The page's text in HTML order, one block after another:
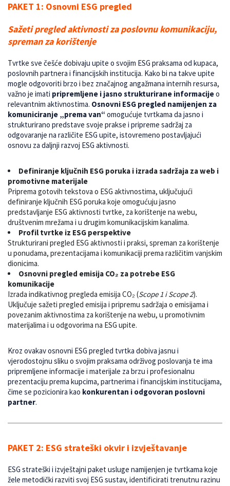
PAKET 1: Osnovni ESG pregled
Sažeti pregled aktivnosti za poslovnu komunikaciju,
spreman za korištenje
Tvrtke sve češće dobivaju upite o svojim ESG praksama od kupaca,
poslovnih partnera i financijskih institucija. Kako bi na takve upite
mogle odgovoriti brzo i bez značajnog angažmana internih resursa,
važno je imati pripremljene i jasno strukturirane informacijeo
relevantnim aktivnostima. Osnovni ESG pregled namijenjen za
komuniciranje „prema van“ omogućuje tvrtkama da jasno i
strukturirano predstave svoje prakse i pripreme sadržaj za
odgovaranje na različite ESG upite, istovremeno postavljajući
osnovu za daljnji razvoj ESG aktivnosti.
Definiranje ključnih ESG poruka i izrada sadržaja za web i
promotivne materijale
Priprema gotovih tekstova o ESG aktivnostima, uključujući
definiranje ključnih ESG poruka koje omogućuju jasno
predstavljanje ESG aktivnosti tvrtke, za korištenje na webu,
društvenim mrežama i u drugim komunikacijskim kanalima.
Profil tvrtke iz ESG perspektive
Strukturirani pregled ESG aktivnosti i praksi, spreman za korištenje
u ponudama, prezentacijama i komunikaciji prema različitim vanjskim
dionicima.
Osnovni pregled emisija CO₂ za potrebe ESG
komunikacije
Izrada indikativnog pregleda emisija CO₂ (Scope 1 i Scope 2).
Uključuje sažeti pregled emisija i pripremu sadržaja o emisijama i
povezanim aktivnostima za korištenje na webu, u promotivnim
materijalima i u odgovorima na ESG upite.
Kroz ovakav osnovni ESG pregled tvrtka dobiva jasnu i
vjerodostojnu sliku o svojim praksama održivog poslovanja te ima
pripremljene informacije i materijale za brzu i profesionalnu
prezentaciju prema kupcima, partnerima i financijskim institucijama,
čime se pozicionira kao konkurentan i odgovoran poslovni
partner.
PAKET 2: ESG strateški okvir i izvještavanje
ESG strateški i izvještajni paket usluge namijenjen je tvrtkama koje
žele metodički razviti svoj ESG sustav, identificirati trenutnu razinu